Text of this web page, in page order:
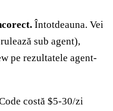
Întotdeauna. Vei
sub agent),
pe rezultatele agent-
costă $5-30/zi